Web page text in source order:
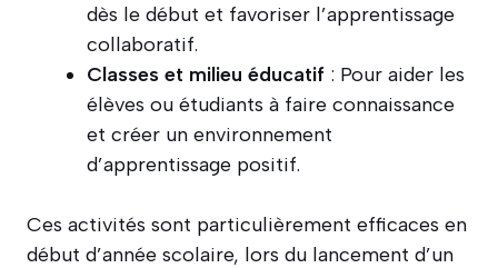
dès le début et favoriser l’apprentissage
collaboratif.
Classes et milieu éducatif : Pour aider les
élèves ou étudiants à faire connaissance
et créer un environnement
d’apprentissage positif.
Ces activités sont particulièrement efficaces en
début d’année scolaire, lors du lancement d’un